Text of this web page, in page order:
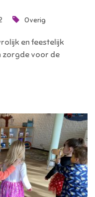
Overig
en feestelijk
zorgde voor de